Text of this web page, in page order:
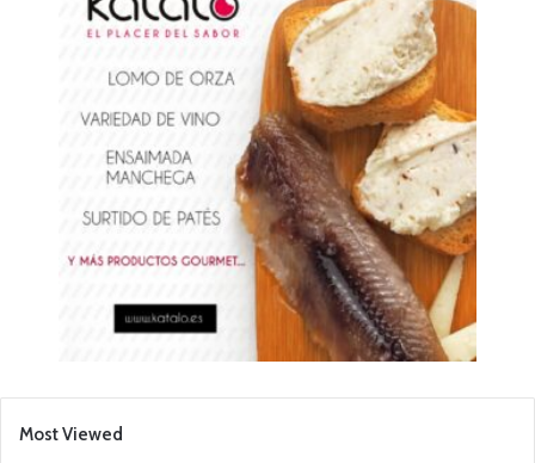
Most Viewed